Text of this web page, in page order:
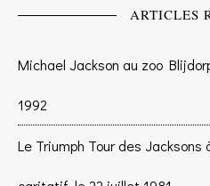
ARTICLES
Michael Jackson au zoo
1992
Le Triumph Tour des Jacksons